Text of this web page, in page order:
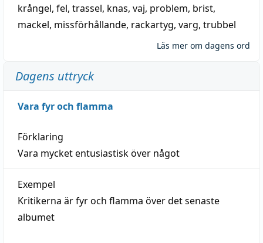
krångel, fel, trassel, knas, vaj, problem, brist,
mackel, missförhållande, rackartyg, varg, trubbel
Läs mer om dagens ord
Dagens uttryck
Vara fyr och flamma
Förklaring
Vara mycket entusiastisk över något
Exempel
Kritikerna är fyr och flamma över det senaste
albumet